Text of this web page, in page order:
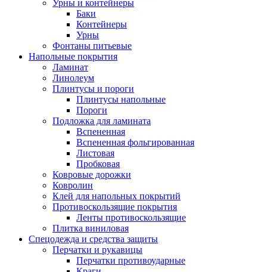
Урны и контейнеры
Баки
Контейнеры
Урны
Фонтаны питьевые
Напольные покрытия
Ламинат
Линолеум
Плинтусы и пороги
Плинтусы напольные
Пороги
Подложка для ламината
Вспененная
Вспененная фольгированная
Листовая
Пробковая
Ковровые дорожки
Ковролин
Клей для напольных покрытий
Противоскользящие покрытия
Ленты противоскользящие
Плитка виниловая
Спецодежда и средства защиты
Перчатки и рукавицы
Перчатки противоударные